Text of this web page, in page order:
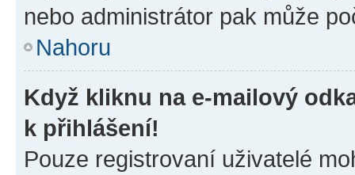
nebo administrátor pak může
Nahoru
Když kliknu na e-mailový
k přihlášení!
Pouze registrovaní uživatelé